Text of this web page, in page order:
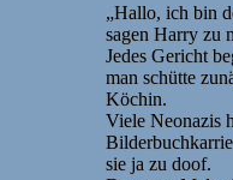
„Hallo, ich bin
sagen Harry zu
Jedes Gericht
man schütte
Köchin.
Viele Neonazis
sie ja zu doof.